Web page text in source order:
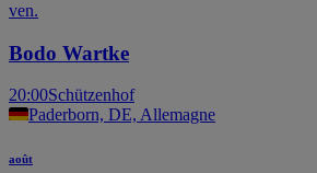
ven.
Bodo Wartke
20:00Schützenhof
Paderborn, DE, Allemagne
août